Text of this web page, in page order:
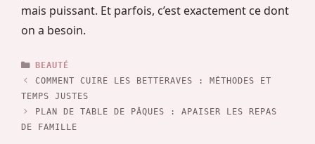
mais puissant. Et parfois, c’est exactement ce dont
on a besoin.
CATÉGORIES
BEAUTÉ
COMMENT CUIRE LES BETTERAVES : MÉTHODES ET
TEMPS JUSTES
PLAN DE TABLE DE PÂQUES : APAISER LES REPAS
DE FAMILLE